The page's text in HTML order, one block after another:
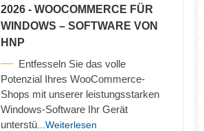
2026 - WOOCOMMERCE FÜR
WINDOWS – SOFTWARE VON
HNP
Entfesseln Sie das volle
Potenzial Ihres WooCommerce-
Shops mit unserer leistungsstarken
Windows-Software Ihr Gerät
unterstü ...Weiterlesen